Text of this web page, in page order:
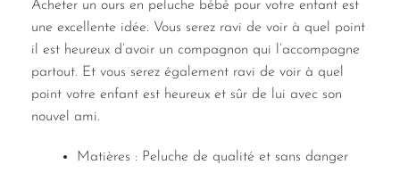
Acheter un ours en peluche bébé pour votre enfant est
une excellente idée. Vous serez ravi de voir à quel point
il est heureux d’avoir un compagnon qui l’accompagne
partout. Et vous serez également ravi de voir à quel
point votre enfant est heureux et sûr de lui avec son
nouvel ami.
Matières : Peluche de qualité et sans danger